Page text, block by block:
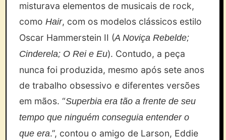
misturava elementos de musicais de rock,
comoHair, com os modelos clássicos estilo
Oscar Hammerstein II (A Noviça Rebelde;
Cinderela; O Rei e Eu). Contudo, a peça
nunca foi produzida, mesmo após sete anos
de trabalho obsessivo e diferentes versões
em mãos. “Superbia era tão a frente de seu
tempo que ninguém conseguia entender o
que era.”, contou o amigo de Larson, Eddie